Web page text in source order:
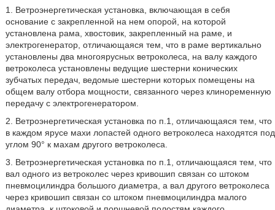
1. Ветроэнергетическая установка, включающая в себя
основание с закрепленной на нем опорой, на которой
установлена рама, хвостовик, закрепленный на раме, и
электрогенератор, отличающаяся тем, что в раме вертикально
установлены два многоярусных ветроколеса, на валу каждого
ветроколеса установлены ведущие шестерни конических
зубчатых передач, ведомые шестерни которых помещены на
общем валу отбора мощности, связанного через клиноременную
передачу с электрогенератором.
2. Ветроэнергетическая установка по п.1, отличающаяся тем, что
в каждом ярусе махи лопастей одного ветроколеса находятся под
углом 90° к махам другого ветроколеса.
3. Ветроэнергетическая установка по п.1, отличающаяся тем, что
вал одного из ветроколес через кривошип связан со штоком
пневмоцилиндра большого диаметра, а вал другого ветроколеса
через кривошип связан со штоком пневмоцилиндра малого